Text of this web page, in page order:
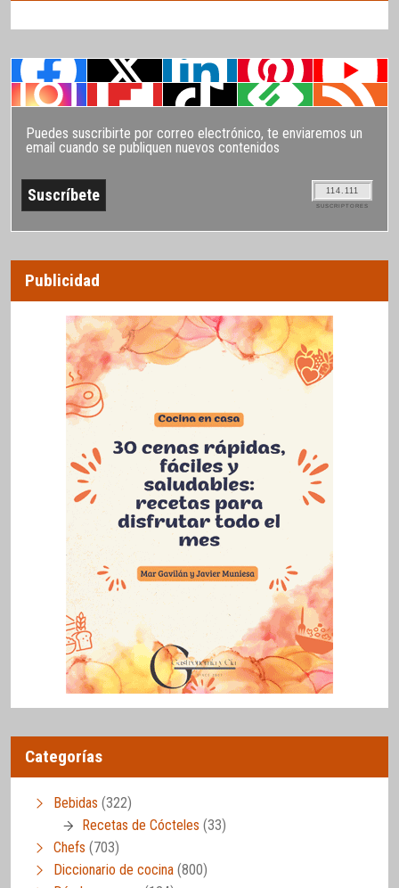
Puedes suscribirte por correo electrónico, te enviaremos un
email cuando se publiquen nuevos contenidos
114.111
SUSCRIPTORES
Publicidad
Categorías
Bebidas (322)
Recetas de Cócteles (33)
Chefs (703)
Diccionario de cocina (800)